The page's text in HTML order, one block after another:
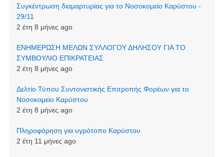
Συγκέντρωση διαμαρτυρίας για το Νοσοκομείο Καρύστου -
29/11
2 έτη 8 μήνες ago
ΕΝΗΜΕΡΩΣΗ ΜΕΛΩΝ ΣΥΛΛΟΓΟΥ ΔΗΛΗΣΟΥ ΓΙΑ ΤΟ
ΣΥΜΒΟΥΛΙΟ ΕΠΙΚΡΑΤΕΙΑΣ
2 έτη 8 μήνες ago
Δελτίο Τύπου Συντονιστικής Επιτροπής Φορέων για το
Νοσοκομείο Καρύστου
2 έτη 8 μήνες ago
Πληροφόρηση για υγρότοπο Καρύστου
2 έτη 11 μήνες ago